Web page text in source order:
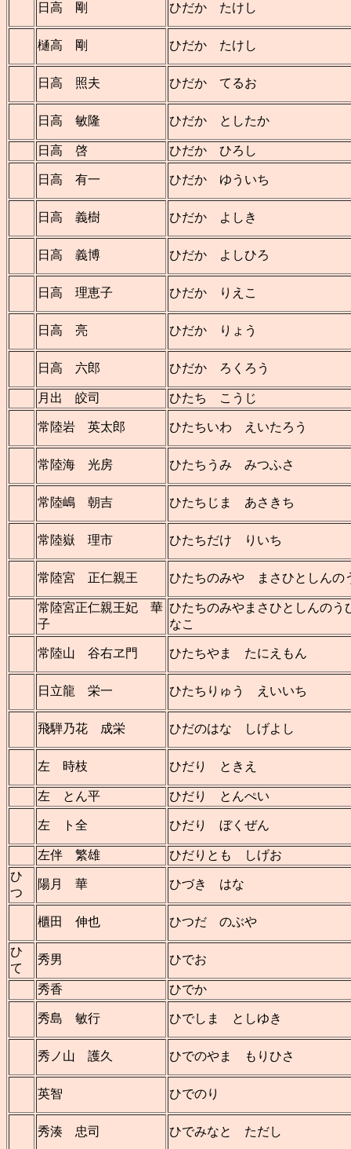
日高 剛 ひだか たけし
樋高 剛 ひだか たけし
日高 照夫 ひだか てるお
日高 敏隆 ひだか としたか
日高 啓 ひだか ひろし
日高 有一 ひだか ゆういち
日高 義樹 ひだか よしき
日高 義博 ひだか よしひろ
日高 理恵子 ひだか りえこ
日高 亮 ひだか りょう
日高 六郎 ひだか ろくろう
月出 皎司 ひたち こうじ
常陸岩 英太郎 ひたちいわ えいたろう
常陸海 光房 ひたちうみ みつふさ
常陸嶋 朝吉 ひたちじま あさきち
常陸嶽 理市 ひたちだけ りいち
常陸宮 正仁親王 ひたちのみや まさひとしんの
常陸宮正仁親王妃 華
子
ひたちのみやまさひとしんの
なこ
常陸山 谷右ヱ門 ひたちやま たにえもん
日立龍 栄一 ひたちりゅう えいいち
飛騨乃花 成栄 ひだのはな しげよし
左 時枝 ひだり ときえ
左 とん平 ひだり とんぺい
左 ト全 ひだり ぼくぜん
左伴 繁雄
ひだりとも しげお
ひ
つ
陽月 華 ひづき はな
櫃田 伸也 ひつだ のぶや
ひ
て
秀男 ひでお
秀香 ひでか
秀島 敏行 ひでしま としゆき
秀ノ山 護久 ひでのやま もりひさ
英智 ひでのり
秀湊 忠司 ひでみなと ただし